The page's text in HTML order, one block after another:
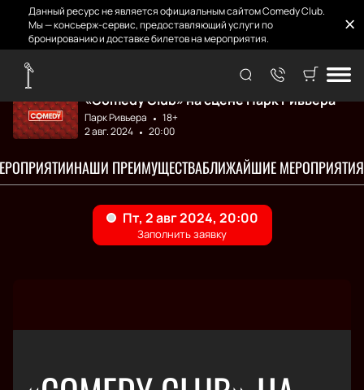
Данный ресурс не является официальным сайтом Comedy Club.
Мы — консьерж-сервис, предоставляющий услуги по
бронированию и доставке билетов на мероприятия.
Главная
«Comedy Club» на сцене Парк Ривьера
Парк Ривьера
18+
2 авг. 2024
20:00
НАШИ ПРЕИМУЩЕСТВАБЛИЖАЙШИЕ МЕРОПРИЯТИЯ